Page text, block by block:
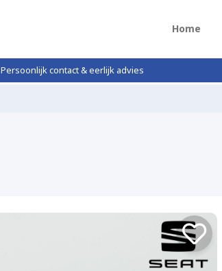
Home
contact & eerlijk advies